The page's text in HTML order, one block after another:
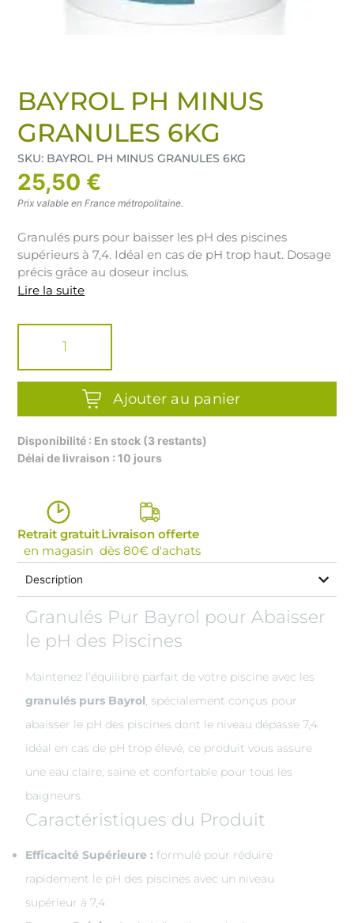
BAYROL PH MINUS
GRANULES 6KG
SKU: BAYROL PH MINUS GRANULES 6KG
25,50 €
Prix valable en France métropolitaine.
Granulés purs pour baisser les pH des piscines
supérieurs à 7,4. Idéal en cas de pH trop haut. Dosage
précis grâce au doseur inclus.
Lire la suite
de
Ajouter au panier
Disponibilité : En stock (3 restants)
Délai de livraison : 10 jours
Retrait gratuit
en magasin
Livraison offerte
dès 80€ d'achats
Description
Granulés Pur Bayrol pour Abaisser
le pH des Piscines
Maintenez l’équilibre parfait de votre piscine avec les
granulés purs Bayrol, spécialement conçus pour
abaisser le pH des piscines dont le niveau dépasse 7,4.
idéal en cas de pH trop élevé, ce produit vous assure
une eau claire, saine et confortable pour tous les
baigneurs.
Caractéristiques du Produit
Efficacité Supérieure : formulé pour réduire
rapidement le pH des piscines avec un niveau
supérieur à 7,4.